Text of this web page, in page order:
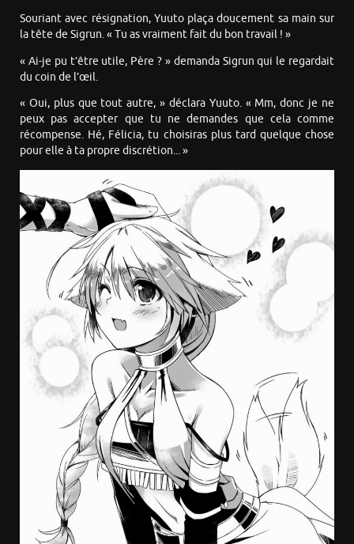
Souriant avec résignation, Yuuto plaça doucement sa main sur
la tête de Sigrun. « Tu as vraiment fait du bon travail ! »
« Ai-je pu t’être utile, Père ? » demanda Sigrun qui le regardait
du coin de l’œil.
« Oui, plus que tout autre, » déclara Yuuto. « Mm, donc je ne
peux pas accepter que tu ne demandes que cela comme
récompense. Hé, Félicia, tu choisiras plus tard quelque chose
pour elle à ta propre discrétion... »